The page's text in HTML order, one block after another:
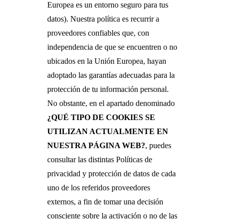
Europea es un entorno seguro para tus
datos). Nuestra política es recurrir a
proveedores confiables que, con
independencia de que se encuentren o no
ubicados en la Unión Europea, hayan
adoptado las garantías adecuadas para la
protección de tu información personal.
No obstante, en el apartado denominado
¿QUÉ TIPO DE COOKIES SE
UTILIZAN ACTUALMENTE EN
NUESTRA PÁGINA WEB?, puedes
consultar las distintas Políticas de
privacidad y protección de datos de cada
uno de los referidos proveedores
externos, a fin de tomar una decisión
consciente sobre la activación o no de las